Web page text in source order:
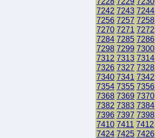
7242 7243 7244
7256 7257 7258
7270 7271 7272
7284 7285 7286
7298 7299 7300
7312 7313 7314
7326 7327 7328
7340 7341 7342
7354 7355 7356
7368 7369 7370
7382 7383 7384
7396 7397 7398
7410 7411 7412
7424 7425 7426